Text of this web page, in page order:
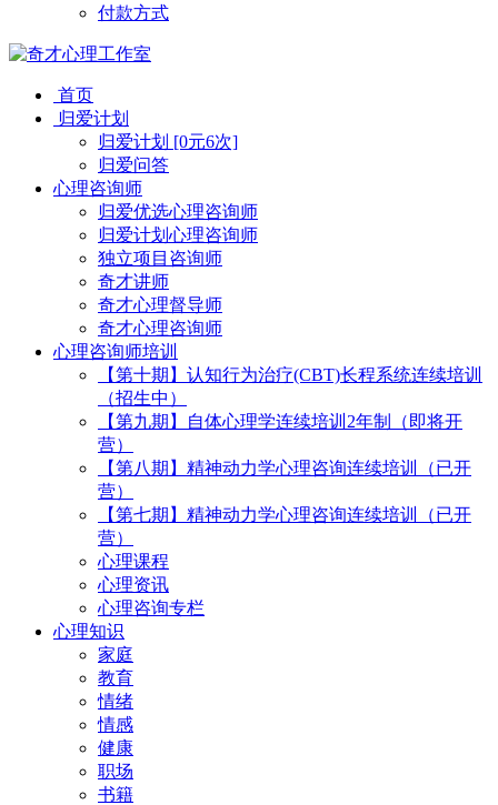
付款方式
首页
归爱计划
归爱计划 [0元6次]
归爱问答
心理咨询师
归爱优选心理咨询师
归爱计划心理咨询师
独立项目咨询师
奇才讲师
奇才心理督导师
奇才心理咨询师
心理咨询师培训
【第十期】认知行为治疗(CBT)长程系统连续培训
（招生中）
【第九期】自体心理学连续培训2年制（即将开
营）
【第八期】精神动力学心理咨询连续培训（已开
营）
【第七期】精神动力学心理咨询连续培训（已开
营）
心理课程
心理资讯
心理咨询专栏
心理知识
家庭
教育
情绪
情感
健康
职场
书籍